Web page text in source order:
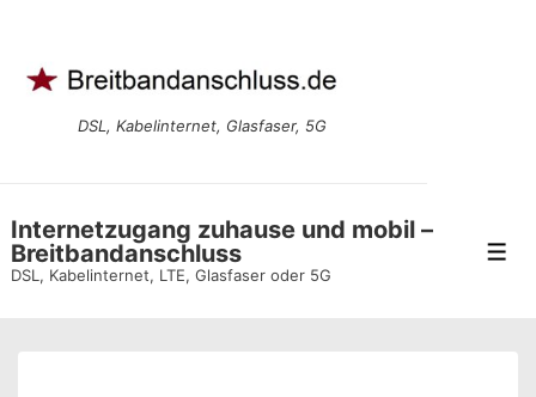
Inhalt
DSL, Kabelinternet, Glasfaser, 5G
Internetzugang zuhause und mobil –
Breitbandanschluss
DSL, Kabelinternet, LTE, Glasfaser oder 5G